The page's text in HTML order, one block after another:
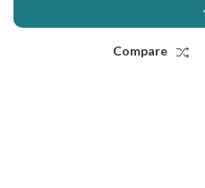
Compare